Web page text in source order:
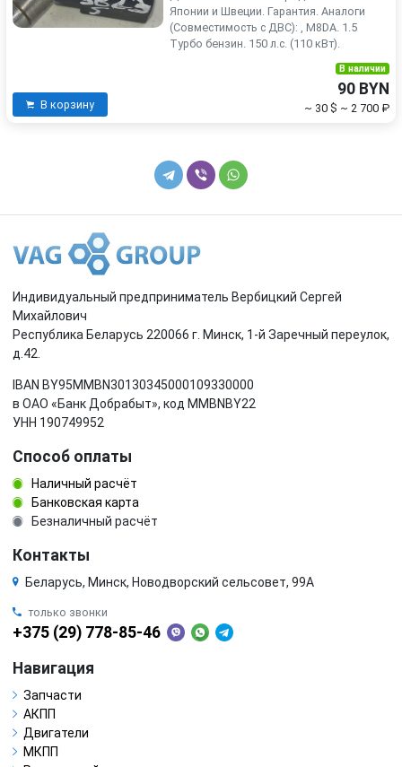
Японии и Швеции. Гарантия. Аналоги
(Совместимость с ДВС): , M8DA. 1.5
Турбо бензин. 150 л.с. (110 кВт).
В корзину
В наличии
90 BYN
~ 30 $ ~ 2 700 ₽
Индивидуальный предприниматель Вербицкий Сергей
Михайлович
Республика Беларусь 220066 г. Минск, 1-й Заречный переулок,
д.42.
IBAN BY95MMBN30130345000109330000
в ОАО «Банк Добрабыт», код MMBNBY22
УНН 190749952
Способ оплаты
Наличный расчёт
Банковская карта
Безналичный расчёт
Контакты
Беларусь, Минск, Новодворский сельсовет, 99А
только звонки
+375 (29) 778-85-46
Навигация
Запчасти
АКПП
Двигатели
МКПП